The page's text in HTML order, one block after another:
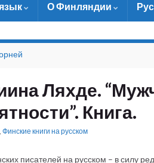
О Финляндии
Ляхде.
Книга.
, Финские книги на русском
писателей на русском – в силу